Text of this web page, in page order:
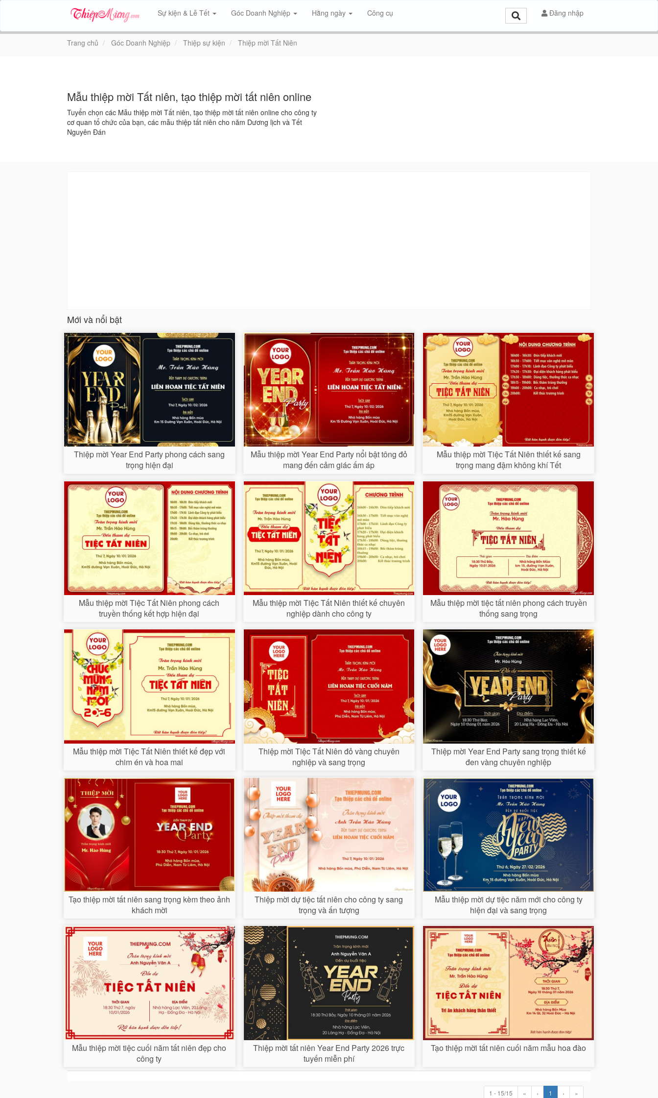
Sự kiện & Lễ Tết Góc Doanh Nghiệp Hằng ngày Công cụ Đăng nhập
Trang chủ Góc Doanh Nghiệp Thiệp sự kiện Thiệp mời Tất Niên
Mẫu thiệp mời Tất niên, tạo thiệp mời tất niên online
Tuyển chọn các Mẫu thiệp mời Tất niên, tạo thiệp mời tất niên online cho công ty
cơ quan tổ chức của bạn, các mẫu thiệp tất niên cho năm Dương lịch và Tết
Nguyên Đán
Mới và nổi bật
Thiệp mời Year End Party phong cách sang
trọng hiện đại
Mẫu thiệp mời Year End Party nổi bật tông đỏ
mang đến cảm giác ấm áp
Mẫu thiệp mời Tiệc Tất Niên thiết kế sang
trọng mang đậm không khí Tết
Mẫu thiệp mời Tiệc Tất Niên phong cách
truyền thống kết hợp hiện đại
Mẫu thiệp mời Tiệc Tất Niên thiết kế chuyên
nghiệp dành cho công ty
Mẫu thiệp mời tiệc tất niên phong cách truyền
thống sang trọng
Mẫu thiệp mời Tiệc Tất Niên thiết kế đẹp với
chim én và hoa mai
Thiệp mời Tiệc Tất Niên đỏ vàng chuyên
nghiệp và sang trọng
Thiệp mời Year End Party sang trọng thiết kế
đen vàng chuyên nghiệp
Tạo thiệp mời tất niên sang trọng kèm theo ảnh
khách mời
Thiệp mời dự tiệc tất niên cho công ty sang
trọng và ấn tượng
Mẫu thiệp mời dự tiệc năm mới cho công ty
hiện đại và sang trọng
Mẫu thiệp mời tiệc cuối năm tất niên đẹp cho
công ty
Thiệp mời tất niên Year End Party 2026 trực
tuyến miễn phí
Tạo thiệp mời tất niên cuối năm mẫu hoa đào
1 - 15/15 « ‹ 1 › »